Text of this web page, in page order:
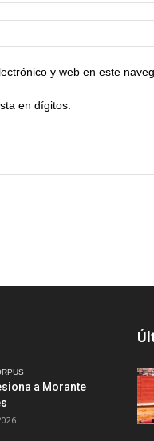
y web en este
en dígitos:
a Morante